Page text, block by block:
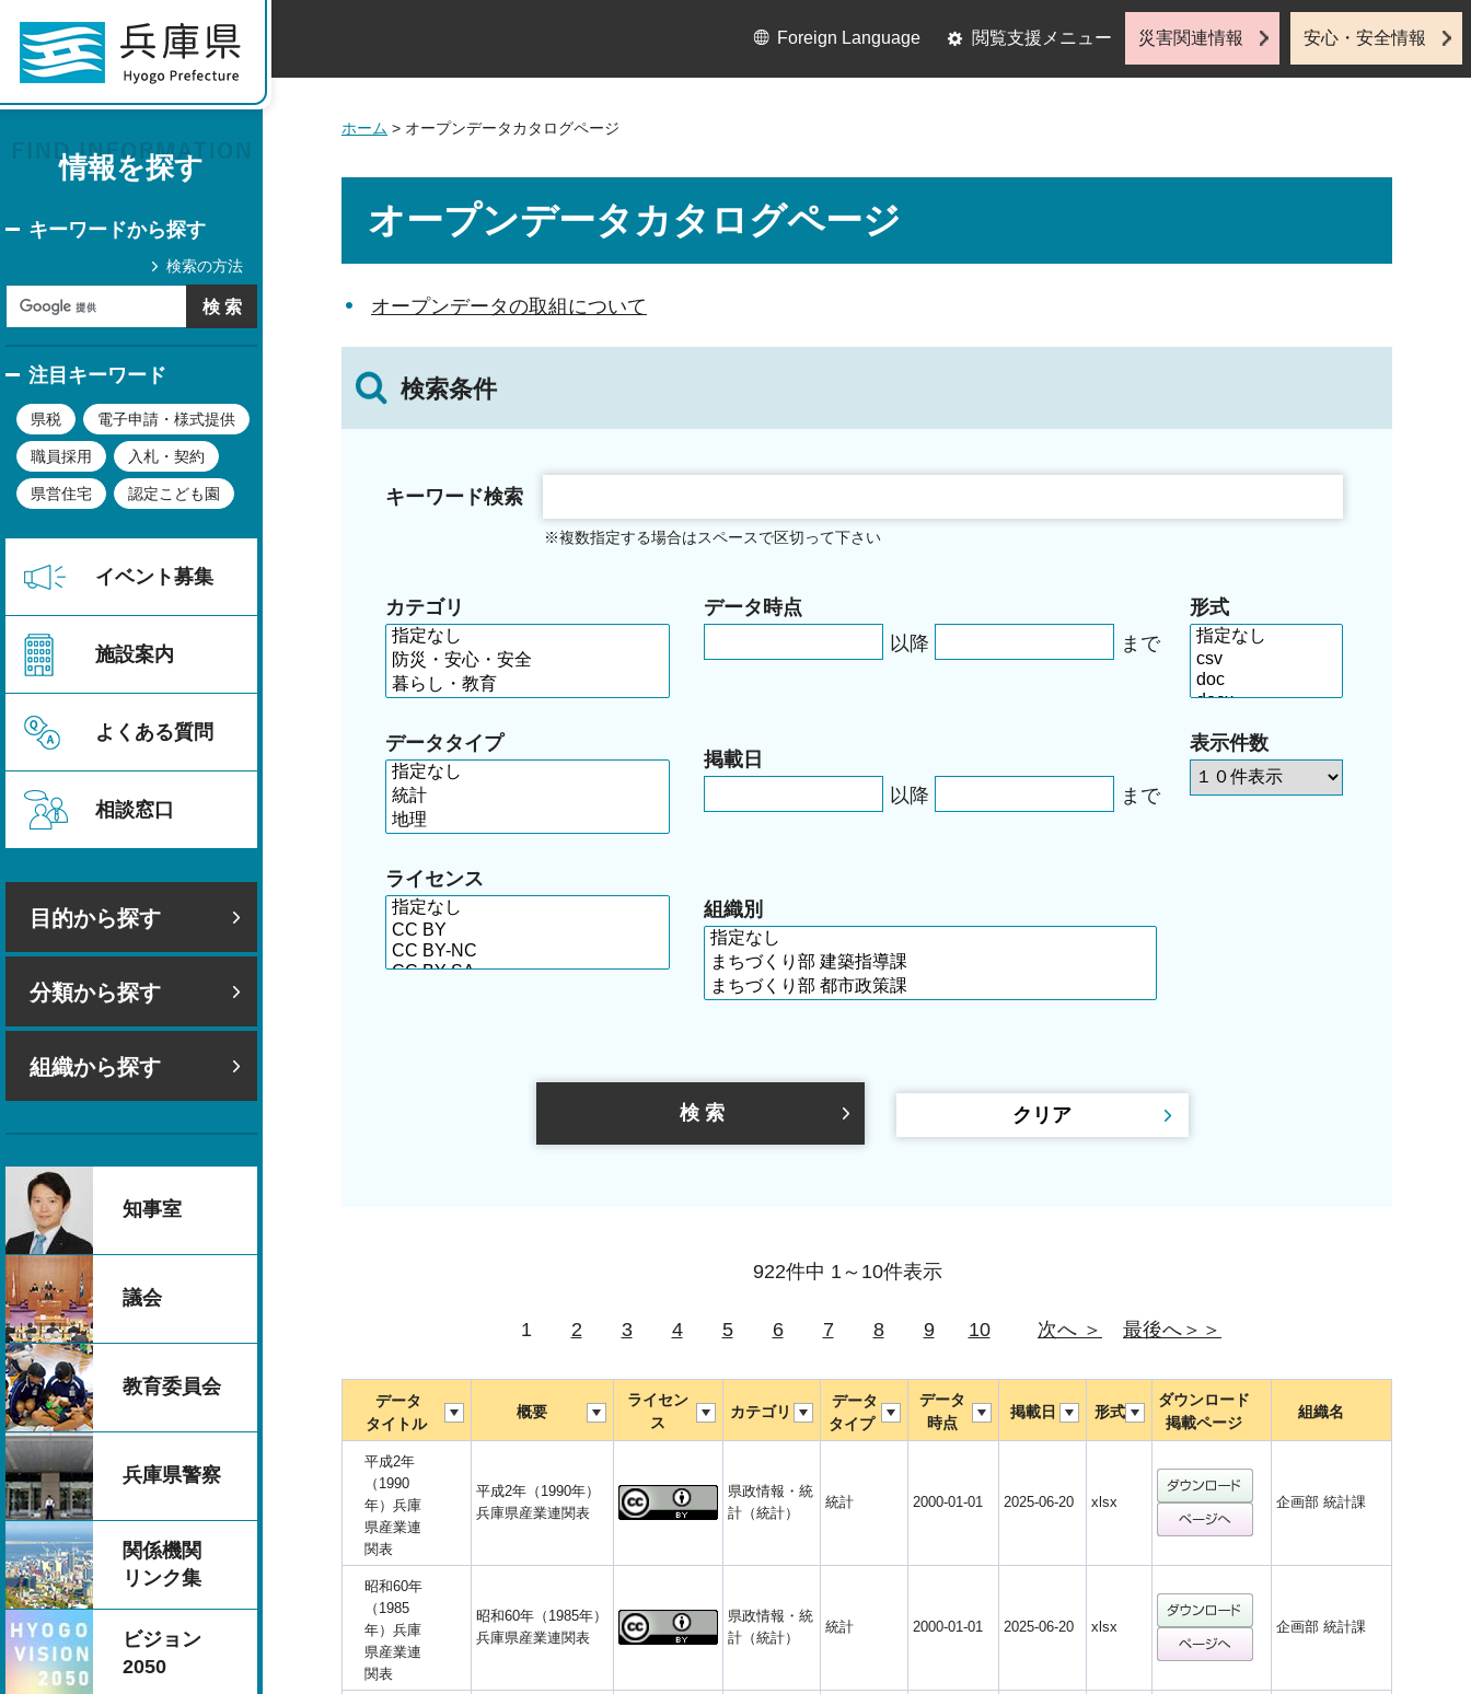
情報を探す
キーワードから探す
検索の方法
注目キーワード
県税 電子申請・様式提供
職員採用 入札・契約
県営住宅 認定こども園
イベント募集
施設案内
よくある質問
相談窓口
目的から探す
分類から探す
組織から探す
知事室
議会
教育委員会
兵庫県警察
関係機関
リンク集
ビジョン
2050
Foreign Language 閲覧支援メニュー 災害関連情報 安心・安全情報
ホーム > オープンデータカタログページ
オープンデータカタログページ
オープンデータの取組について
検索条件
キーワード検索
※複数指定する場合はスペースで区切って下さい
カテゴリ
データタイプ
ライセンス
データ時点
以降
まで
掲載日
以降
まで
形式
表示件数
組織別
922件中 1～10件表示
1 2 3 4 5 6 7 8 9 10 次へ ＞ 最後へ＞＞
データ
タイトル
概要
ライセン
ス
カテゴリ
データ
タイプ
データ
時点
掲載日 形式
ダウンロード
掲載ページ
組織名
平成2年
（1990
年）兵庫
県産業連
関表
平成2年（1990年）
兵庫県産業連関表
県政情報・統
計（統計）
統計 2000-01-01 2025-06-20 xlsx 企画部 統計課
昭和60年
（1985
年）兵庫
県産業連
関表
昭和60年（1985年）
兵庫県産業連関表
県政情報・統
計（統計）
統計 2000-01-01 2025-06-20 xlsx 企画部 統計課